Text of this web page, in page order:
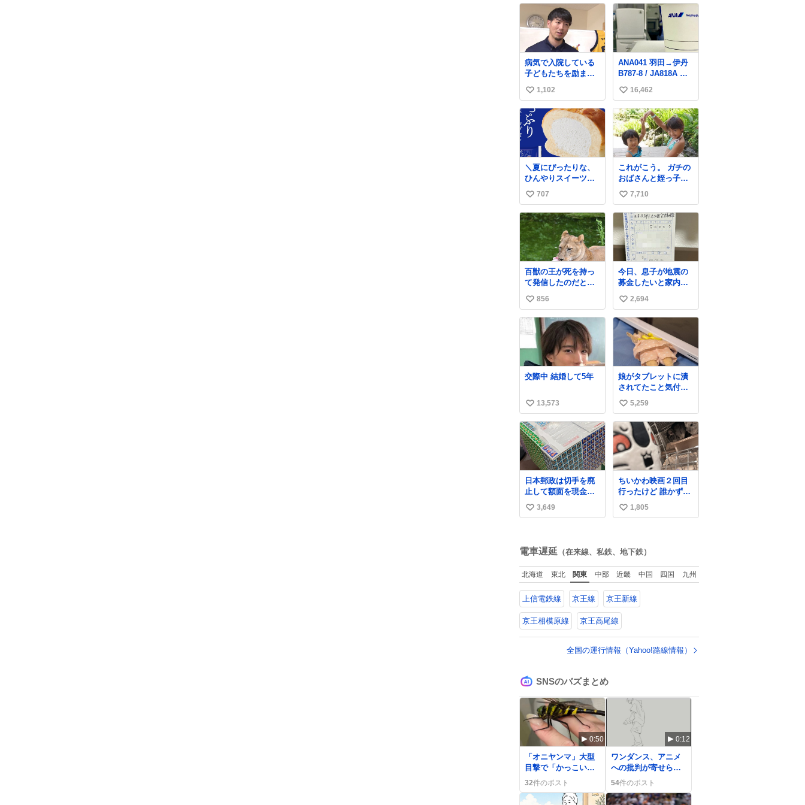
病気で入院している
子どもたちを励まそ
うと、バスケットボ
ール・宇都宮ブレッ
クスに所属する比江
島慎選手が下野市の
病院を訪問して交流
しました。
news.web.nhk/news
web/na/nb-…
い
い
ね
数
1,102
ANA041 羽田→伊丹
B787-8 / JA818A 使
用機到着遅れにつき
「安全に支障ない範
囲で1分1秒でも遅延
回復に努めておりま
す」と機長の気合い
十分！ が、フライト
は順調に進みすぎ…
「飛ばしすぎたせい
か現在奈良県上空で
の待機を命じられて
おります」 でコンソ
メスープ吹き出しそ
うになりましたw
い
い
ね
数
16,462
＼夏にぴったりな、
ひんやりスイーツパ
ン❄️／ しっとり生地
に牛乳入りホイップ
をたっぷり注入した
「たっぷり牛乳ホイ
ップパン」✨ ひんや
りとした口あたり
で、暑い夏でもペロ
リと食べられる美味
しさです☺️ お店のチ
ルドコーナーで探し
てくださいね！
い
い
ね
数
707
これがこう。 ガチの
おばさんと姪っ子で
す。 （身長抜かされ
ててしぬ笑） #ヤツ
ルギ12 #家族でヒロ
イン
い
い
ね
数
7,710
百獣の王が死を持っ
て発信したのだと思
う 高温多湿が尋常で
ない日本の夏 どうか
早急に飼育の環境を
見直して 動物の命を
護ってください…と
治療中のライオンが
助かりますように す
べての動物の命が護
られますように
公園にて 残念ながら
個体の識別は出来ま
せん
い
い
856
今日、息子が地震の
募金したいと家内と
郵便局に行ったみた
いです。おもちゃと
か買う選択肢もあっ
たと思うけど、自分
で貯めてた2万円を役
に立てて欲しい、み
んなも元気になって
欲しいと。家内も一
緒に募金したので、
自分も何かできたら
なぁと思いました。
い
い
ね
2,694
交際中 結婚して5年
い
い
ね
数
13,573
娘がタブレットに潰
されてたこと気付か
なかった。 旦那だけ
は娘の波長を感じ取
れるから声出せずと
もSOSが伝わったら
しい。 急いで旦那が
救出して、泣きじゃ
くる娘に自分も謝っ
て抱きしめようとし
たら、ビンタされて
しまった。3回ほど。
小さい手だけど、地
味に痛い。 その後、
い
い
ね
数
5,259
日本郵政は切手を廃
止して額面を現金で
払い戻せ2026 #日本
郵政
い
数
3,649
ちいかわ映画２回目
行ったけど 誰かずっ
と喋っててうるさか
った 許せねえ
い
数
1,805
電車遅延 （在来線、私鉄、地下鉄）
北海道 東北 関東 中部 近畿 中国 四国 九州
上信電鉄線 京王線 京王新線
京王相模原線 京王高尾線
全国の運行情報（Yahoo!路線情報）
SNSのバズまとめ
0:50
「オニヤンマ」大型
目撃で「かっこい
い」声多数、サイズ
に驚きのリアクショ
ン
32件のポスト
0:12
ワンダンス、アニメ
への批判が寄せられ
る中、原作者手描き
動画でファンが沸騰
54件のポスト